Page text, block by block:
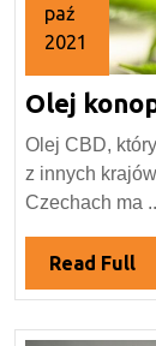
paź
2021
października
Olej
Olej CBD,
z innych
Czechach ma
Read Full